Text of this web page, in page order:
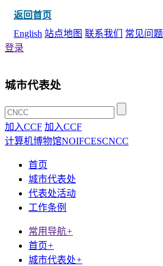
返回首页
English 站点地图 联系我们 常见问题
登录
城市代表处
加入CCF 加入CCF
计算机博物馆NOIFCESCNCC
首页
城市代表处
代表处活动
工作条例
常用导航+
首页+
城市代表处+